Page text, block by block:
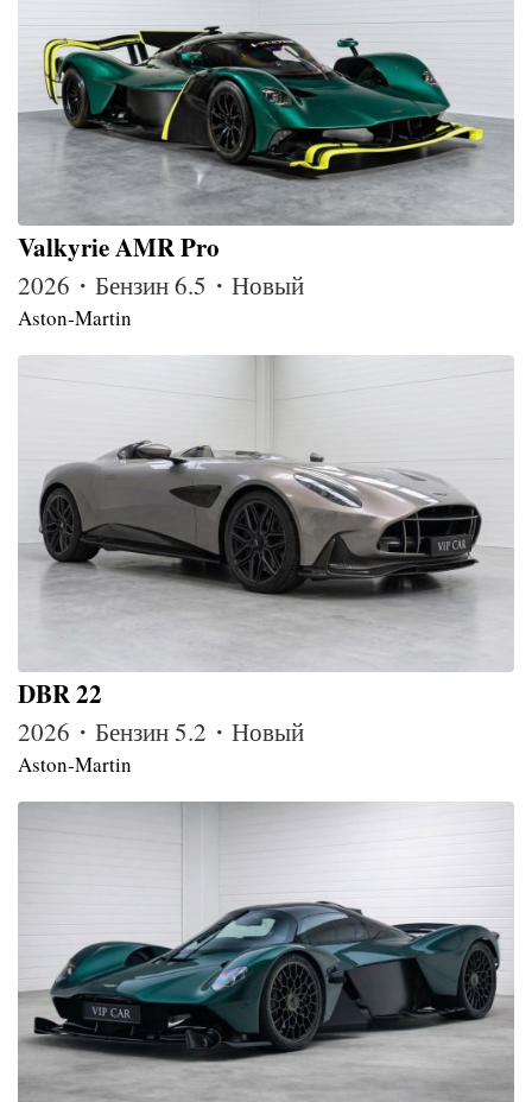
Valkyrie AMR Pro
2026・Бензин 6.5・Новый
Aston-Martin
DBR 22
2026・Бензин 5.2・Новый
Aston-Martin